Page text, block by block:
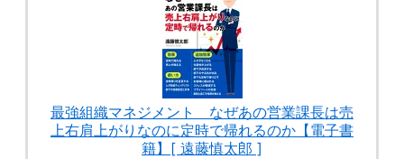
最強組織マネジメント なぜあの営業課長は売
上右肩上がりなのに定時で帰れるのか【電子書
籍】[ 遠藤慎太郎 ]